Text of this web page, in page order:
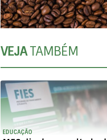
VEJATAMBÉM
EDUCAÇÃO